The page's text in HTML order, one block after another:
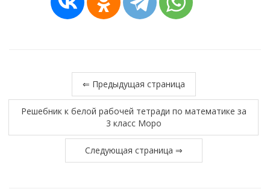
⇐ Предыдущая страница
Решебник к белой рабочей тетради по математике за
3 класс Моро
Следующая страница ⇒